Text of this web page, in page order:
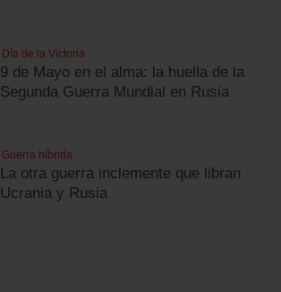
Día de la Victoria
9 de Mayo en el alma: la huella de la
Segunda Guerra Mundial en Rusia
Guerra híbrida
La otra guerra inclemente que libran
Ucrania y Rusia